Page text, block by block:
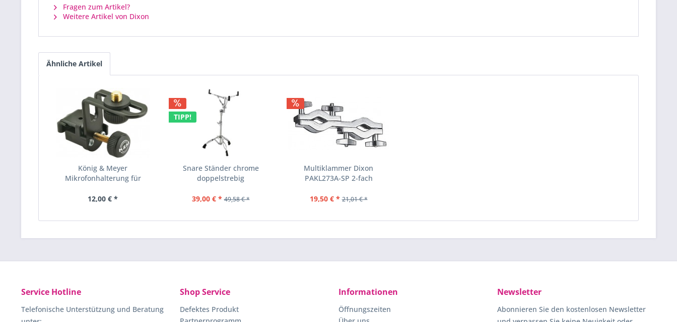
Fragen zum Artikel?
Weitere Artikel von Dixon
Ähnliche Artikel
König & Meyer
Mikrofonhalterung für
12,00 € *
TIPP!
Snare Ständer chrome
doppelstrebig
39,00 € * 49,58 € *
Multiklammer Dixon
PAKL273A-SP 2-fach
19,50 € * 21,01 € *
Service Hotline
Telefonische Unterstützung und Beratung
Shop Service
Defektes Produkt
Informationen
Öffnungszeiten
Newsletter
Abonnieren Sie den kostenlosen Newsletter